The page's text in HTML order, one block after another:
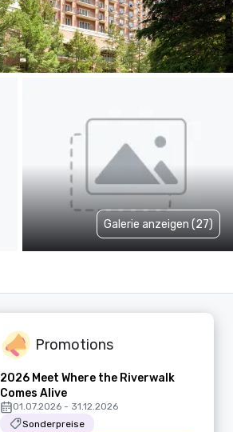
Galerie anzeigen (27)
Promotions
2026 Meet Where the Riverwalk
Comes Alive
01.07.2026 - 31.12.2026
Sonderpreise